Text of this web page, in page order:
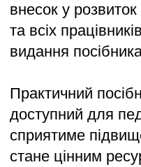
внесок у розвиток
та всіх
видання
Практичний
доступний для
сприятиме
стане цінним